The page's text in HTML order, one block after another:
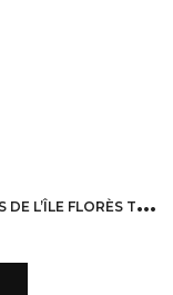
G
RANDE STATUE YENE D’ANCÊTRE EN BOIS DE L’ÎLE FLORÈS TIMOR